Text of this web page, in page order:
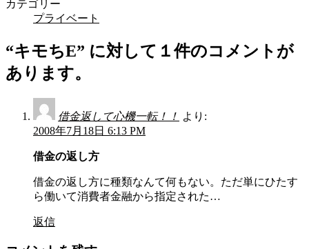
カテゴリー
プライベート
“キモちE” に対して１件のコメントが
あります。
借金返して心機一転！！ より:
2008年7月18日 6:13 PM
借金の返し方
借金の返し方に種類なんて何もない。ただ単にひたす
ら働いて消費者金融から指定された…
返信